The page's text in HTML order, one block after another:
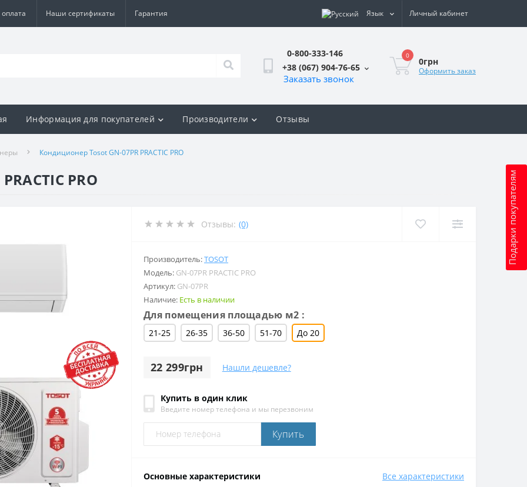
Наши сертификаты Гарантия Язык Личный кабинет
0-800-333-146
+38 (067) 904-76-65
Заказать звонок
0
0грн
Оформить заказ
Подарки покупателям
Информация для покупателей Производители Отзывы
Кондиционер Tosot GN-07PR PRACTIC PRO
PRO
Отзывы: (0)
Производитель:TOSOT
Модель: GN-07PR PRACTIC PRO
Артикул: GN-07PR
Наличие: Есть в наличии
Для помещения площадью м2 :
21-25 26-35 36-50 51-70 До 20
22 299грн Нашли дешевле?
Купить в один клик
Введите номер телефона и мы перезвоним
Купить
Основные характеристики Все характеристики